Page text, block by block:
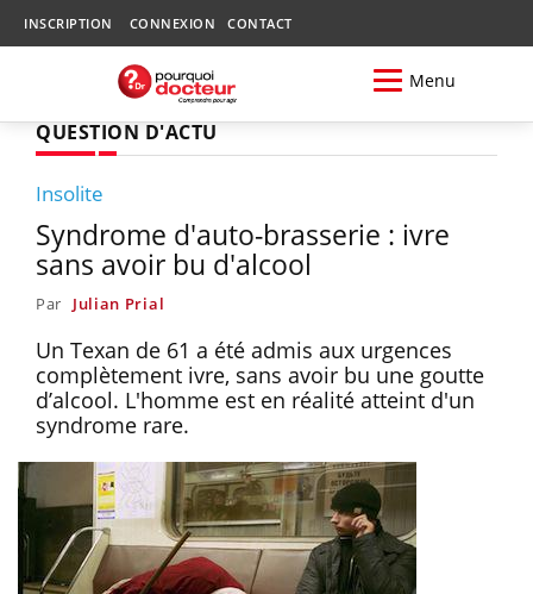
INSCRIPTION CONNEXION CONTACT
Menu
QUESTION D'ACTU
Insolite
Syndrome d'auto-brasserie : ivre
sans avoir bu d'alcool
Par Julian Prial
Un Texan de 61 a été admis aux urgences
complètement ivre, sans avoir bu une goutte
d’alcool. L'homme est en réalité atteint d'un
syndrome rare.